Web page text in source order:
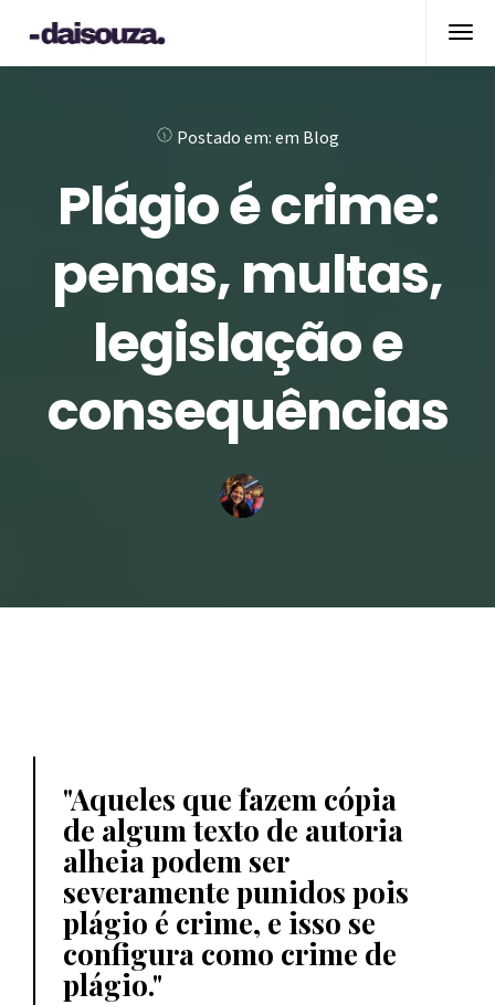
Postado em: em Blog
Plágio é crime:
penas, multas,
legislação e
consequências
Aqueles que fazem cópia
de algum texto de autoria
alheia podem ser
severamente punidos pois
plágio é crime, e isso se
configura como crime de
plágio.